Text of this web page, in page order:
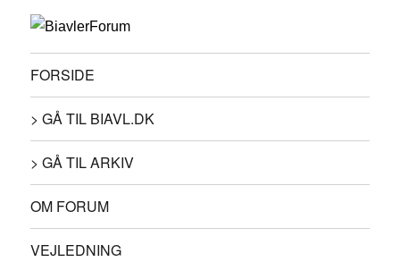
FORSIDE
> GÅ TIL BIAVL.DK
> GÅ TIL ARKIV
OM FORUM
VEJLEDNING